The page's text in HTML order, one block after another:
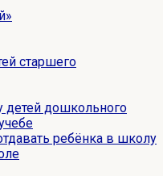
старшего
дошкольного
ребёнка в школу